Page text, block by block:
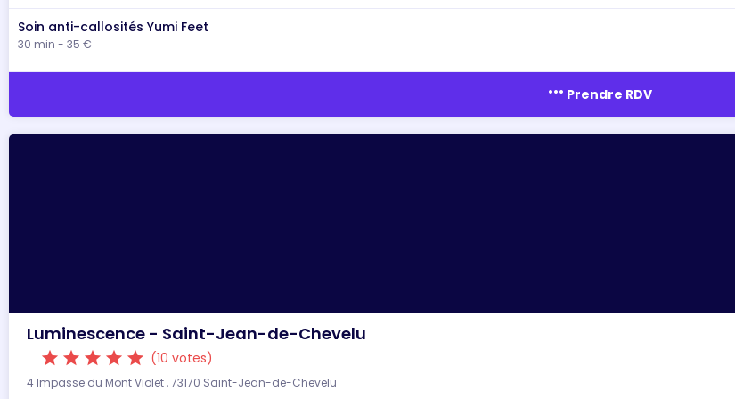
Soin anti-callosités Yumi Feet
30 min - 35 €
more_horiz Prendre RDV
Luminescence - Saint-Jean-de-Chevelu
star star star star star (10 votes)
4 Impasse du Mont Violet , 73170 Saint-Jean-de-Chevelu